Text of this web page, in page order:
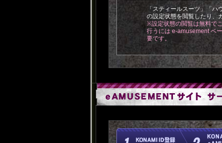
「スティールスーツ」「
の設定状態を閲覧したり、
※設定状態の閲覧は無料で
行うには e-amusement ベ
要です。